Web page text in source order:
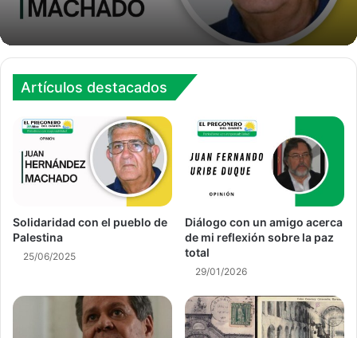
Artículos destacados
Solidaridad con el pueblo de
Palestina
25/06/2025
Diálogo con un amigo acerca
de mi reflexión sobre la paz
total
29/01/2026